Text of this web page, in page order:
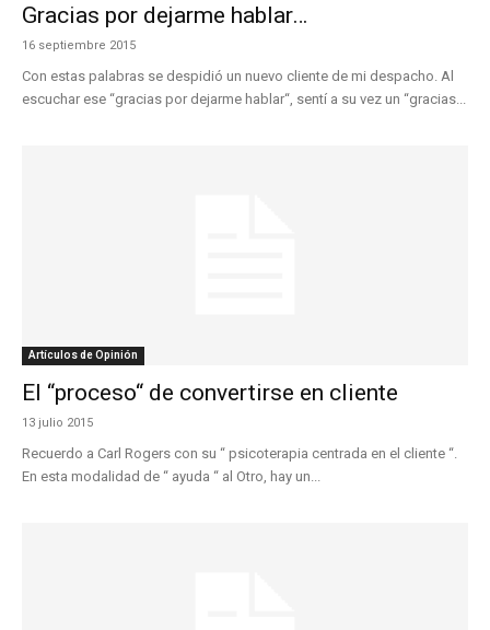
Gracias por dejarme hablar…
16 septiembre 2015
Con estas palabras se despidió un nuevo cliente de mi despacho. Al
escuchar ese “gracias por dejarme hablar“, sentí a su vez un “gracias...
Artículos de Opinión
El “proceso“ de convertirse en cliente
13 julio 2015
Recuerdo a Carl Rogers con su “ psicoterapia centrada en el cliente “.
En esta modalidad de “ ayuda “ al Otro, hay un...